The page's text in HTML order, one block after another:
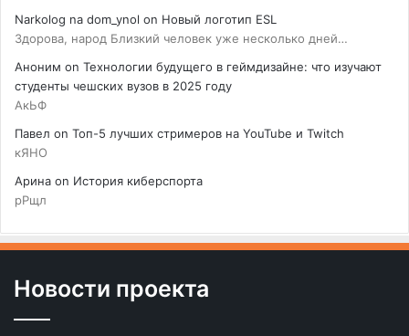
Narkolog na dom_ynol on Новый логотип ESL
Здорова, народ Близкий человек уже несколько дней…
Аноним on Технологии будущего в геймдизайне: что изучают
студенты чешских вузов в 2025 году
АкЬФ
Павел on Топ-5 лучших стримеров на YouTube и Twitch
кЯНО
Арина on История киберспорта
рРщл
Новости проекта